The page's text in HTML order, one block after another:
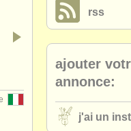
rss
ajouter
annonce:
j'ai un